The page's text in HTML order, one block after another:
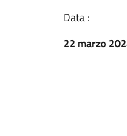
Data :
22 marzo